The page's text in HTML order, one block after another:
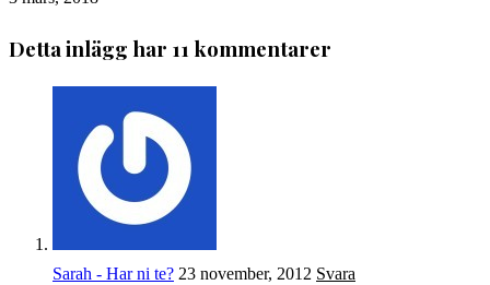
Detta inlägg har 11 kommentarer
Sarah - Har ni te? 23 november, 2012 Svara